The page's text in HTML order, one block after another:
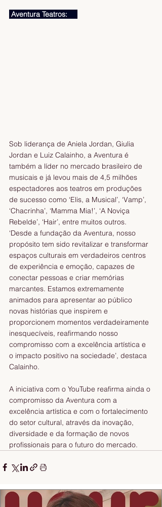
Aventura Teatros:
Sob liderança de Aniela Jordan, Giulia
Jordan e Luiz Calainho, a Aventura é
também a líder no mercado brasileiro de
musicais e já levou mais de 4,5 milhões
espectadores aos teatros em produções
de sucesso como ‘Elis, a Musical’, ‘Vamp’,
‘Chacrinha’, ‘Mamma Mia!’, ‘A Noviça
Rebelde’, ‘Hair’, entre muitos outros.
‘Desde a fundação da Aventura, nosso
propósito tem sido revitalizar e transformar
espaços culturais em verdadeiros centros
de experiência e emoção, capazes de
conectar pessoas e criar memórias
marcantes. Estamos extremamente
animados para apresentar ao público
novas histórias que inspirem e
proporcionem momentos verdadeiramente
inesquecíveis, reafirmando nosso
compromisso com a excelência artística e
o impacto positivo na sociedade’, destaca
Calainho.
A iniciativa com o YouTube reafirma ainda o
compromisso da Aventura com a
excelência artística e com o fortalecimento
do setor cultural, através da inovação,
diversidade e da formação de novos
profissionais para o futuro do mercado.